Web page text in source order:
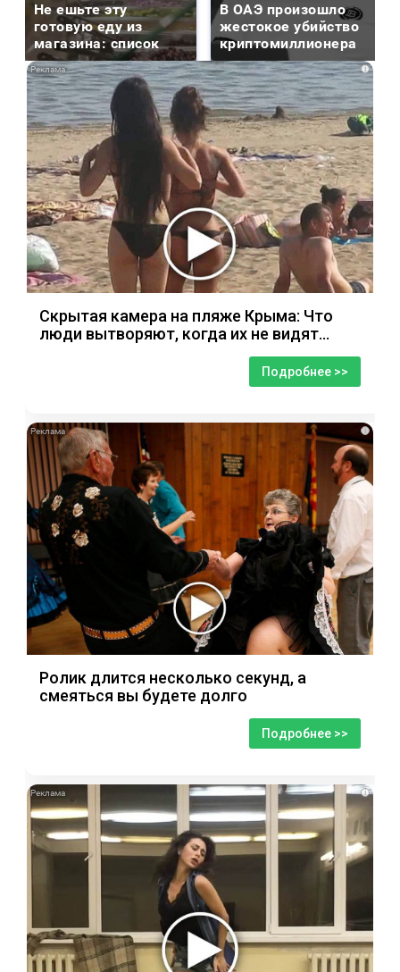
Не ешьте эту
готовую еду из
магазина: список
В ОАЭ произошло
жестокое убийство
криптомиллионера
i
Скрытая камера на пляже Крыма: Что
люди вытворяют, когда их не видят...
Подробнее >>
i
Ролик длится несколько секунд, а
смеяться вы будете долго
Подробнее >>
i